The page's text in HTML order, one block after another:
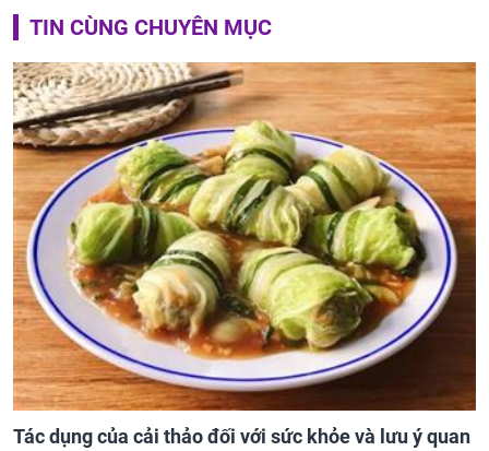
TIN CÙNG CHUYÊN MỤC
Tác dụng của cải thảo đối với sức khỏe và lưu ý quan